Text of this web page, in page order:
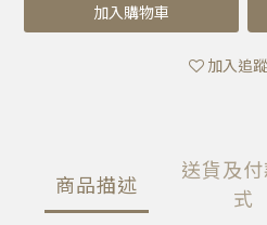
加入購物車
加入追
商品描述
送貨及
式